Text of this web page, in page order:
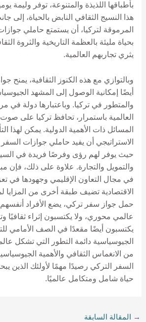
بأطباقها اللذيذة والمتنوعة، توفر وليمة
هذا النسيج الثقافي النابض بالحياة، إلى
المرموقة لتركيا، أن يستمتع حاملي
بحياة مليئة بالعظمة التاريخية والثروة
يثري تجاربهم العالمية.
وبالتوازي مع هذه الكنوز الثقافية، يمنح
أيضًا إمكانية الوصول إلى المشهد
والمتطور في تركيا. وباعتبارها دولة في
العالمية باستمرار، تحافظ تركيا على
المسائل ذات الأهمية الدولية. يمكن لهذا
الاستراتيجي أن يفيد حاملي جوازات
حيث يوفر لهم رؤى وفرصًا فريدة في
والتمويل والتجارة. علاوة على ذلك، فإن
في مجال التعاون الإقليمي وجهودها في
الاقتصادية تضيف طبقة أخرى من المزايا
حمل جواز سفر تركي، يضع الأفراد
عالمي محوري، ولا يكتسبون إثراء ثقافيًا
يكتسبون أيضًا مقعدًا في الصف الأمامي
الجيوسياسية دائمة التطور التي تشكل
من الانغماس الثقافي والأهمية
السفر التركي رصيدًا مهمًا لأولئك الذين
حياة شامل ومتكامل عالميًا.
→ المقالة السابقة